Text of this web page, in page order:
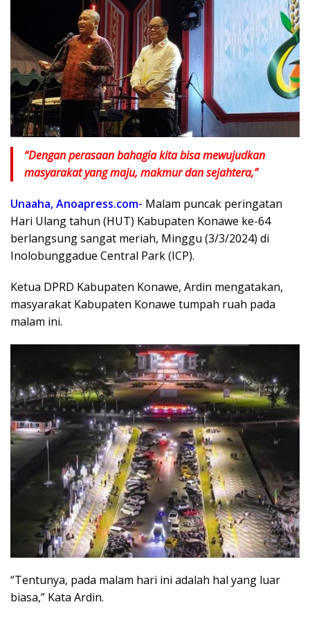
“Dengan perasaan bahagia kita bisa mewujudkan
masyarakat yang maju, makmur dan sejahtera,”
Unaaha, Anoapress.com- Malam puncak peringatan
Hari Ulang tahun (HUT) Kabupaten Konawe ke-64
berlangsung sangat meriah, Minggu (3/3/2024) di
Inolobunggadue Central Park (ICP).
Ketua DPRD Kabupaten Konawe, Ardin mengatakan,
masyarakat Kabupaten Konawe tumpah ruah pada
malam ini.
“Tentunya, pada malam hari ini adalah hal yang luar
biasa,” Kata Ardin.